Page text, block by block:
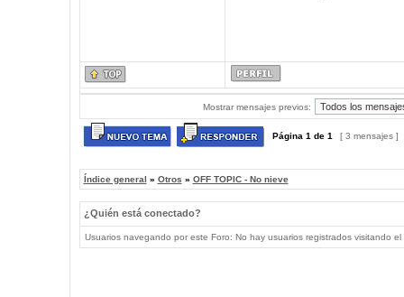
Mostrar mensajes previos:
Página 1 de 1 [ 3 mensajes ]
Índice general » Otros » OFF TOPIC - No nieve
¿Quién está conectado?
Usuarios navegando por este Foro: No hay usuarios registrados visitando el